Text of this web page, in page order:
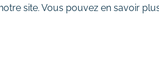
site. Vous pouvez en savoir